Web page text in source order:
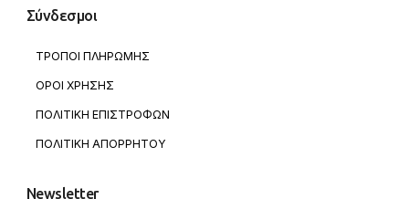
Σύνδεσμοι
ΤΡΟΠΟΙ ΠΛΗΡΩΜΗΣ
ΟΡΟΙ ΧΡΗΣΗΣ
ΠΟΛΙΤΙΚΗ ΕΠΙΣΤΡΟΦΩΝ
ΠΟΛΙΤΙΚΗ ΑΠΟΡΡΗΤΟΥ
Newsletter